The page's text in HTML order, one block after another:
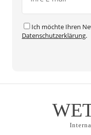
Ich möchte Ihren
Datenschutzerklärung.